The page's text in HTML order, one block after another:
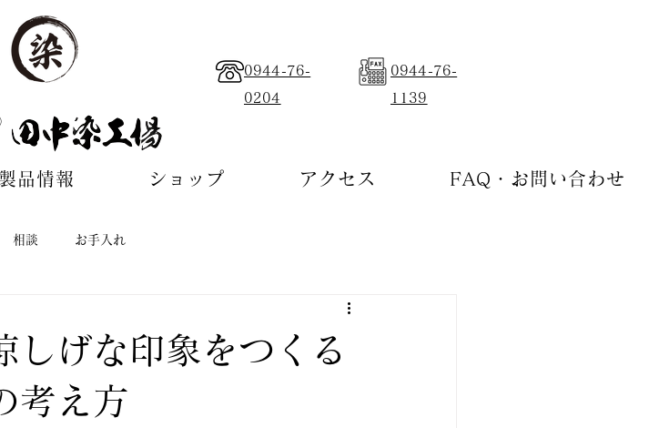
0944-76-
0204
0944-76-
1139
製品情報 ショップ アクセス FAQ・お問い合わせ
相談 お手入れ
しげな印象をつくる
考え方